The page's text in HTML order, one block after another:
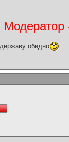
обидно